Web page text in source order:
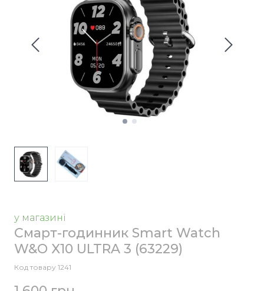
у магазині
Смарт-годинник Smart Watch
W&O X10 ULTRA 3 (63229)
Код товару 1241